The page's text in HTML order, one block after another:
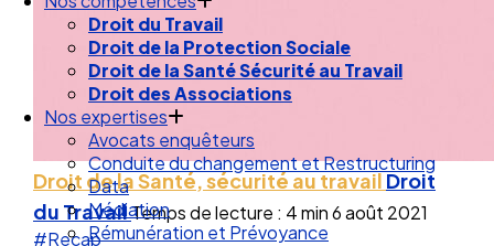
Droit du Travail
Droit de la Protection Sociale
Droit de la Santé Sécurité au Travail
Droit des Associations
Nos expertises
Avocats enquêteurs
Conduite du changement et Restructuring
Data
Médiation
Rémunération et Prévoyance
Droit de la Santé, sécurité au travailDroit
du TravailTemps de lecture : 4 min6 août 2021
#Recap